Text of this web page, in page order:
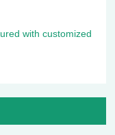
with customized